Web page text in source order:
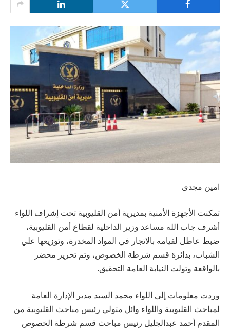
امين مجدى
تمكنت الأجهزة الأمنية بمديرية أمن القليوبية تحت إشراف اللواء
أشرف جاب الله مساعد وزير الداخلية لقطاع أمن القليوبية،
ضبط عاطل لقيامه بالاتجار في المواد المخدرة، وتوزيعها علي
الشباب، بدائرة قسم شرطة الخصوص، وتم تحرير محضر
بالواقعة وتولت النيابة العامة التحقيق.
وردت معلومات إلى اللواء محمد السيد مدير الإدارة العامة
لمباحث القليوبية واللواء وائل متولي رئيس مباحث القليوبية من
المقدم أحمد عبدالجليل رئيس مباحث قسم شرطة الخصوص